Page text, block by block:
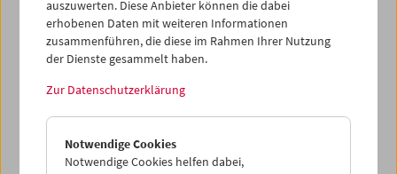
English language or subtitles
< Vorherige Woche
Mo 26.9.
Di 27.9.
auszuwerten. Diese Anbieter können die dabei
erhobenen Daten mit weiteren Informationen
zusammenführen, die diese im Rahmen Ihrer Nutzung
der Dienste gesammelt haben.
Zur Datenschutzerklärung
Notwendige Cookies
Notwendige Cookies helfen dabei,